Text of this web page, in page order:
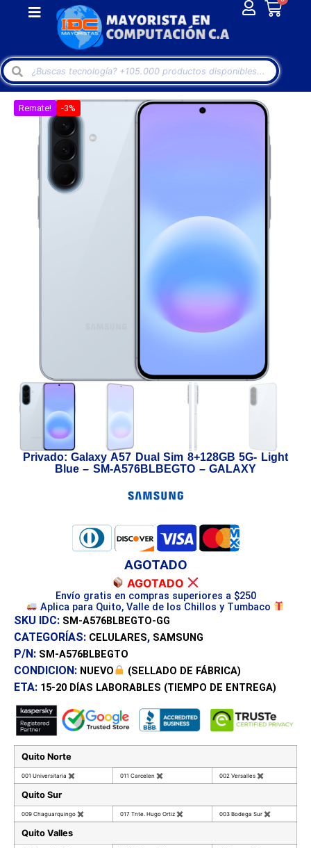
Remate! -3%
Privado: Galaxy A57 Dual Sim 8+128GB 5G- Light
Blue – SM-A576BLBEGTO – GALAXY
AGOTADO
AGOTADO
Envío gratis en compras superiores a $250
Aplica para Quito, Valle de los Chillos y Tumbaco
SKU IDC: SM-A576BLBEGTO-GG
CATEGORÍAS: CELULARES, SAMSUNG
P/N: SM-A576BLBEGTO
CONDICION: NUEVO (SELLADO DE FÁBRICA)
ETA: 15-20 DÍAS LABORABLES (TIEMPO DE ENTREGA)
Quito Norte
001 Universitaria ✖ 011 Carcelen ✖ 002 Versalles ✖
Quito Sur
009 Chaguarquingo ✖ 017 Tnte. Hugo Ortiz ✖ 003 Bodega Sur ✖
Quito Valles